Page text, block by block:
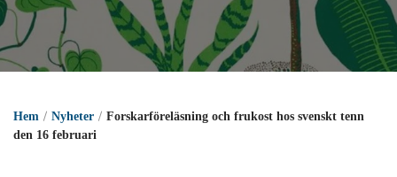
Hem Nyheter
Forskarföreläsning och frukost hos svenskt tenn
den 16 februari